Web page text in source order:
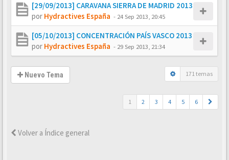
[29/09/2013] CARAVANA SIERRA DE MADRID 2013
por Hydractives España - 24 Sep 2013, 20:45
[05/10/2013] CONCENTRACIÓN PAÍS VASCO 2013
por Hydractives España - 29 Sep 2013, 21:34
Nuevo Tema 171 temas
1 2 3 4 5 6
Volver a Índice general